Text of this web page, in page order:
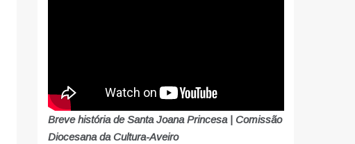
Breve história de Santa Joana Princesa | Comissão
Diocesana da Cultura-Aveiro